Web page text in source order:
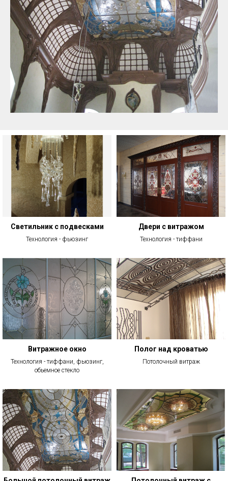
Светильник с подвесками
Технология - фьюзинг
Двери с витражом
Технология - тиффани
Витражное окно
Технология - тиффани, фьюзинг,
обьемное стекло
Полог над кроватью
Потолочный витраж